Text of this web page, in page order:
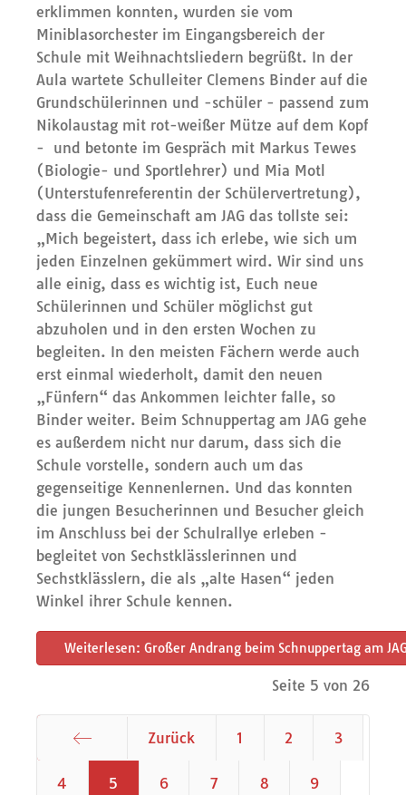
erklimmen konnten, wurden sie vom
Miniblasorchester im Eingangsbereich der
Schule mit Weihnachtsliedern begrüßt. In der
Aula wartete Schulleiter Clemens Binder auf die
Grundschülerinnen und -schüler - passend zum
Nikolaustag mit rot-weißer Mütze auf dem Kopf
- und betonte im Gespräch mit Markus Tewes
(Biologie- und Sportlehrer) und Mia Motl
(Unterstufenreferentin der Schülervertretung),
dass die Gemeinschaft am JAG das tollste sei:
„Mich begeistert, dass ich erlebe, wie sich um
jeden Einzelnen gekümmert wird. Wir sind uns
alle einig, dass es wichtig ist, Euch neue
Schülerinnen und Schüler möglichst gut
abzuholen und in den ersten Wochen zu
begleiten. In den meisten Fächern werde auch
erst einmal wiederholt, damit den neuen
„Fünfern“ das Ankommen leichter falle, so
Binder weiter. Beim Schnuppertag am JAG gehe
es außerdem nicht nur darum, dass sich die
Schule vorstelle, sondern auch um das
gegenseitige Kennenlernen. Und das konnten
die jungen Besucherinnen und Besucher gleich
im Anschluss bei der Schulrallye erleben -
begleitet von Sechstklässlerinnen und
Sechstklässlern, die als „alte Hasen“ jeden
Winkel ihrer Schule kennen.
Weiterlesen: Großer Andrang beim Schnuppertag am
Seite 5 von 26
Zurück 1 2 3
4 5 6 7 8 9